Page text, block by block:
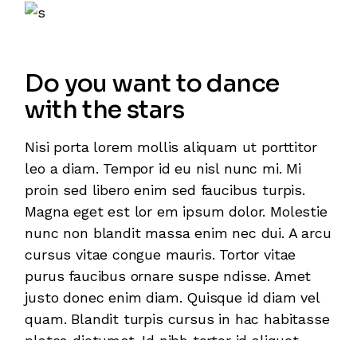
Do you want to dance
with the stars
Nisi porta lorem mollis aliquam ut porttitor
leo a diam. Tempor id eu nisl nunc mi. Mi
proin sed libero enim sed faucibus turpis.
Magna eget est lor em ipsum dolor. Molestie
nunc non blandit massa enim nec dui. A arcu
cursus vitae congue mauris. Tortor vitae
purus faucibus ornare suspe ndisse. Amet
justo donec enim diam. Quisque id diam vel
quam. Blandit turpis cursus in hac habitasse